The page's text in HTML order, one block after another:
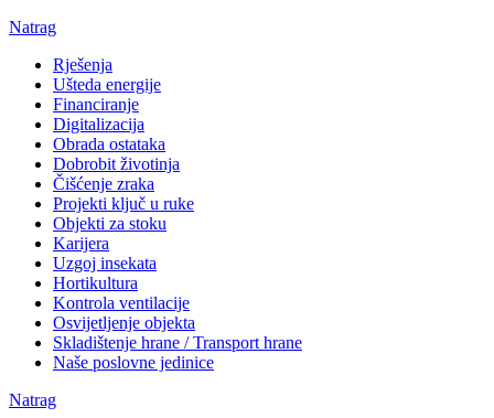
Natrag
Rješenja
Ušteda energije
Financiranje
Digitalizacija
Obrada ostataka
Dobrobit životinja
Čišćenje zraka
Projekti ključ u ruke
Objekti za stoku
Karijera
Uzgoj insekata
Hortikultura
Kontrola ventilacije
Osvijetljenje objekta
Skladištenje hrane / Transport hrane
Naše poslovne jedinice
Natrag